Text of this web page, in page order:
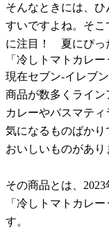
そんなときには、
すいですよね。そ
に注目！ 夏にぴっ
「冷しトマトカレ
現在セブン-イレブ
商品が数多くライ
カレーやバスマテ
気になるものばかり
おいしいものがあり
その商品とは、
「冷しトマトカレ
す。